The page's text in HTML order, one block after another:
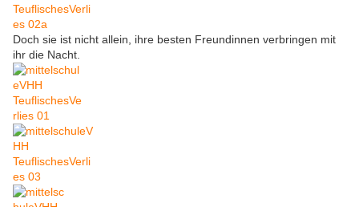
Doch sie ist nicht allein, ihre besten Freundinnen verbringen mit
ihr die Nacht.